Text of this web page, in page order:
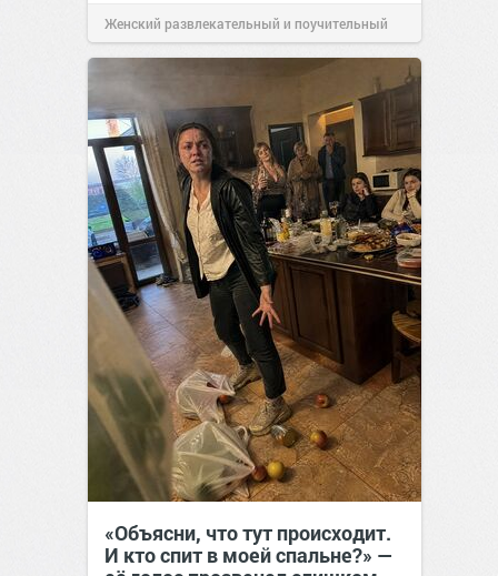
Женский развлекательный и поучительный
сайт.21:26Вчера
«Объясни, что тут происходит.
И кто спит в моей спальне?» —